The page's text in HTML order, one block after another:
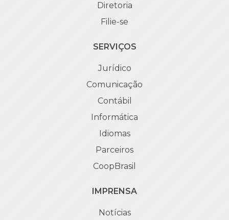
Diretoria
Filie-se
SERVIÇOS
Jurídico
Comunicação
Contábil
Informática
Idiomas
Parceiros
CoopBrasil
IMPRENSA
Notícias